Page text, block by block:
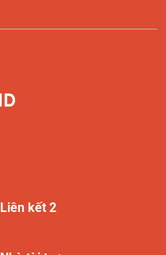
Liên kết 2